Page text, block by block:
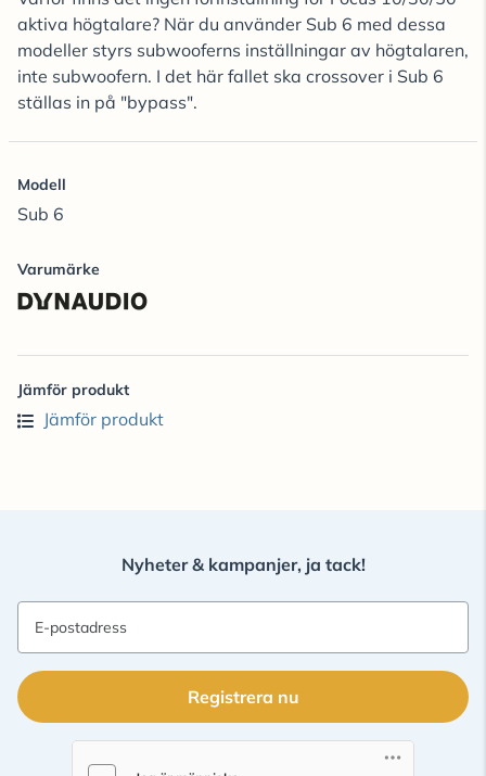
aktiva högtalare? När du använder Sub 6 med dessa
modeller styrs subwooferns inställningar av högtalaren,
inte subwoofern. I det här fallet ska crossover i Sub 6
ställas in på "bypass".
Modell
Sub 6
Varumärke
Jämför produkt
Jämför produkt
Nyheter & kampanjer, ja tack!
E-postadress
Registrera nu